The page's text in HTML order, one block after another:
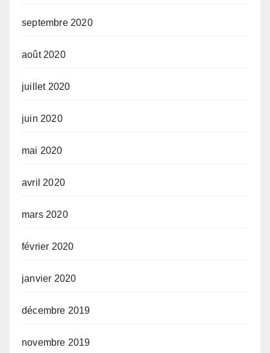
septembre 2020
août 2020
juillet 2020
juin 2020
mai 2020
avril 2020
mars 2020
février 2020
janvier 2020
décembre 2019
novembre 2019